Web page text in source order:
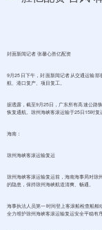
封面新闻记者 张馨心胜亿配资
9月25日下午，封面新闻记者从交通运输部
航、港口复产、项目复工。
据透露，截至9月25日，广东所有高速公路
恢复通航。琼州海峡客滚运输于25日15时复
海南：
琼州海峡客滚运输复运
琼州海峡客滚运输复运前，海南海事局对琼
的隐患，保持琼州海峡航道清爽、畅通。
海事执法人员第一时间登上客滚船检查船舶
全力维护琼州海峡客滚运输复运安全平稳有序